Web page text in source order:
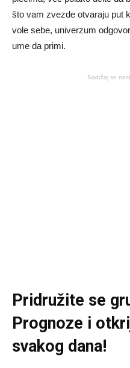
što vam zvezde otvaraju put
vole sebe, univerzum
ume da primi.
Sadržaj se
Pridružite se
Prognoze i
svakog dana!